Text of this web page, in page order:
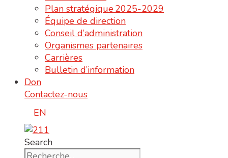
Plan stratégique 2025-2029
Équipe de direction
Conseil d’administration
Organismes partenaires
Carrières
Bulletin d’information
Don
Contactez-nous
EN
Search